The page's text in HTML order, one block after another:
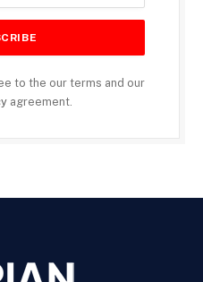
to the our terms and our
agreement.